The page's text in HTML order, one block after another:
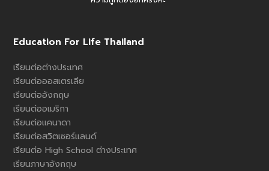
Education For Life Thailand
เรียนต่อต่างประเทศ
เรียนต่อออสเตรเลีย
เรียนต่ออังกฤษ
เรียนต่ออเมริกา
เรียนต่อแคนาดา
เรียนต่อสวิตเซอร์แลนด์
เรียนต่อ High School ต่างประเทศ
เรียนภาษาอังกฤษ